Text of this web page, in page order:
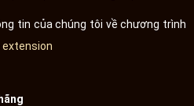
tin của chúng tôi về chương trình